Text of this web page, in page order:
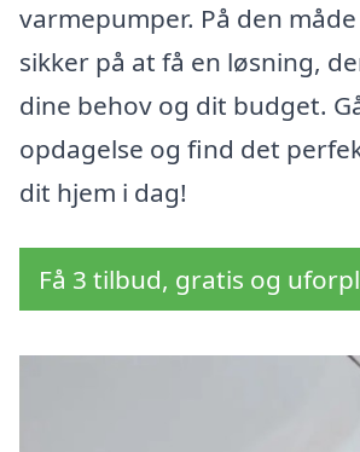
varmepumper. På den
sikker på at få en løsning,
dine behov og dit budget.
opdagelse og find det
dit hjem i dag!
Få 3 tilbud, gratis og